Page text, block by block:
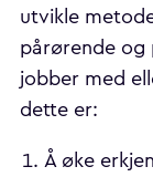
utvikle
pårørende og
jobber med
dette er:
Å øke